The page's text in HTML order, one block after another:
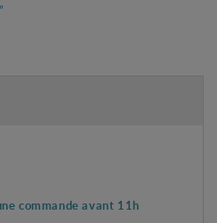
commande avant 11h